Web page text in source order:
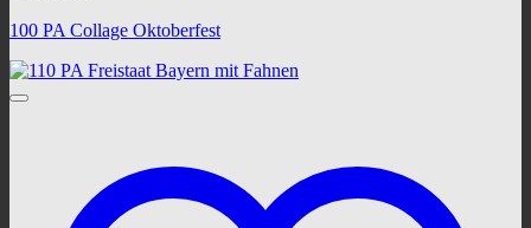
100 PA Collage Oktoberfest